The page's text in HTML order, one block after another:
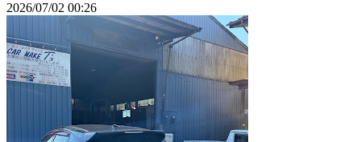
2026/07/02 00:26